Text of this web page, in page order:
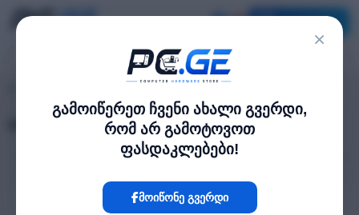
×
გამოიწერეთ ჩვენი ახალი გვერდი,
რომ არ გამოტოვოთ
ფასდაკლებები!
მოიწონე გვერდი
UPS / უწყვეტი კვება
24 პროდუქტი